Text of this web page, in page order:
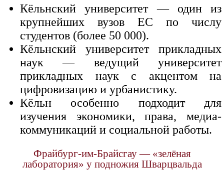
Кёльнский университет — один из
крупнейших вузов ЕС по числу
студентов (более 50 000).
Кёльнский университет прикладных
наук — ведущий университет
прикладных наук с акцентом на
цифровизацию и урбанистику.
Кёльн особенно подходит для
изучения экономики, права, медиа-
коммуникаций и социальной работы.
Фрайбург-им-Брайсгау — «зелёная
лаборатория» у подножия Шварцвальда